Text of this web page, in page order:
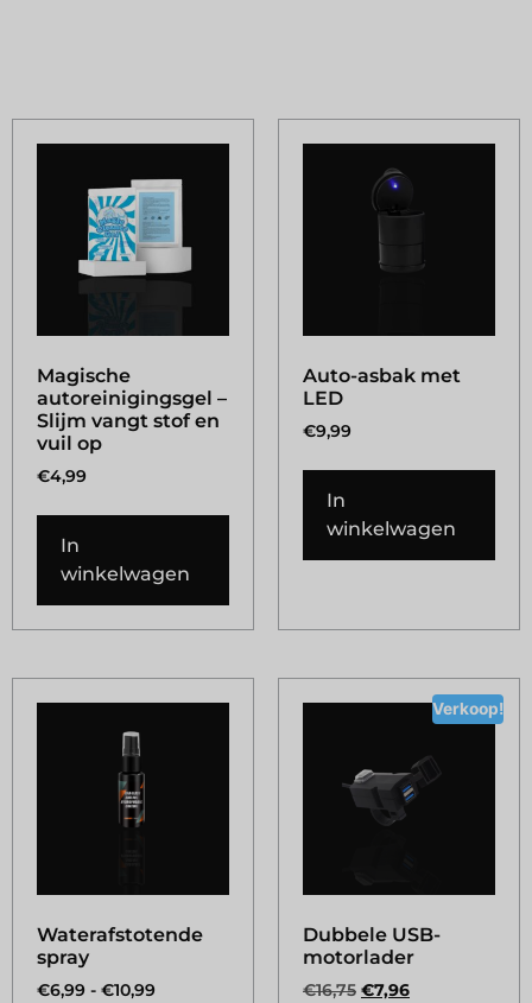
Magische
autoreinigingsgel –
Slijm vangt stof en
vuil op
€4,99
In
winkelwagen
Auto-asbak met
LED
€9,99
In
winkelwagen
Waterafstotende
spray
€6,99 - €10,99
Verkoop!
Dubbele USB-
motorlader
€16,75 €7,96